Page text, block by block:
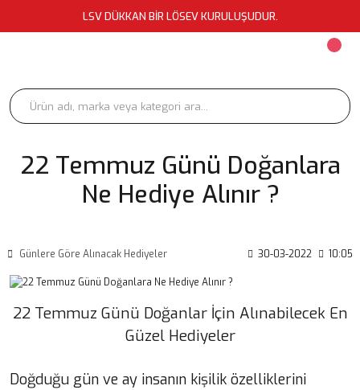
LSV DÜKKAN BİR LÖSEV KURULUŞUDUR.
22 Temmuz Günü Doğanlara
Ne Hediye Alınır ?
Günlere Göre Alınacak Hediyeler 30-03-2022 10:05
22 Temmuz Günü Doğanlar İçin Alınabilecek En
Güzel Hediyeler
Doğduğu gün ve ay insanın kişilik özelliklerini